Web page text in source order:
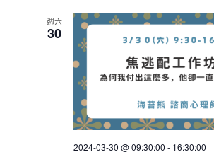
週六
30
2024-03-30 @ 09:30:00 - 16:30:00